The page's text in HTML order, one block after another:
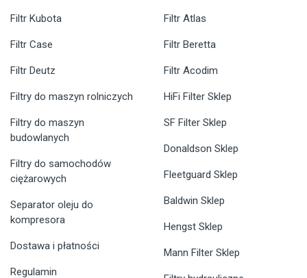
Filtr Kubota
Filtr Case
Filtr Deutz
Filtr Atlas
Filtr Beretta
Filtr Acodim
Filtry do maszyn rolniczych
Filtry do maszyn
budowlanych
Filtry do samochodów
ciężarowych
Separator oleju do
kompresora
Dostawa i płatności
Regulamin
HiFi Filter Sklep
SF Filter Sklep
Donaldson Sklep
Fleetguard Sklep
Baldwin Sklep
Hengst Sklep
Mann Filter Sklep